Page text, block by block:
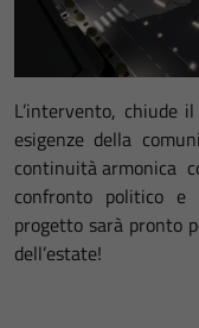
L’intervento, chiude
esigenze della
continuità armonica
confronto politico
progetto sarà pronto
dell’estate!